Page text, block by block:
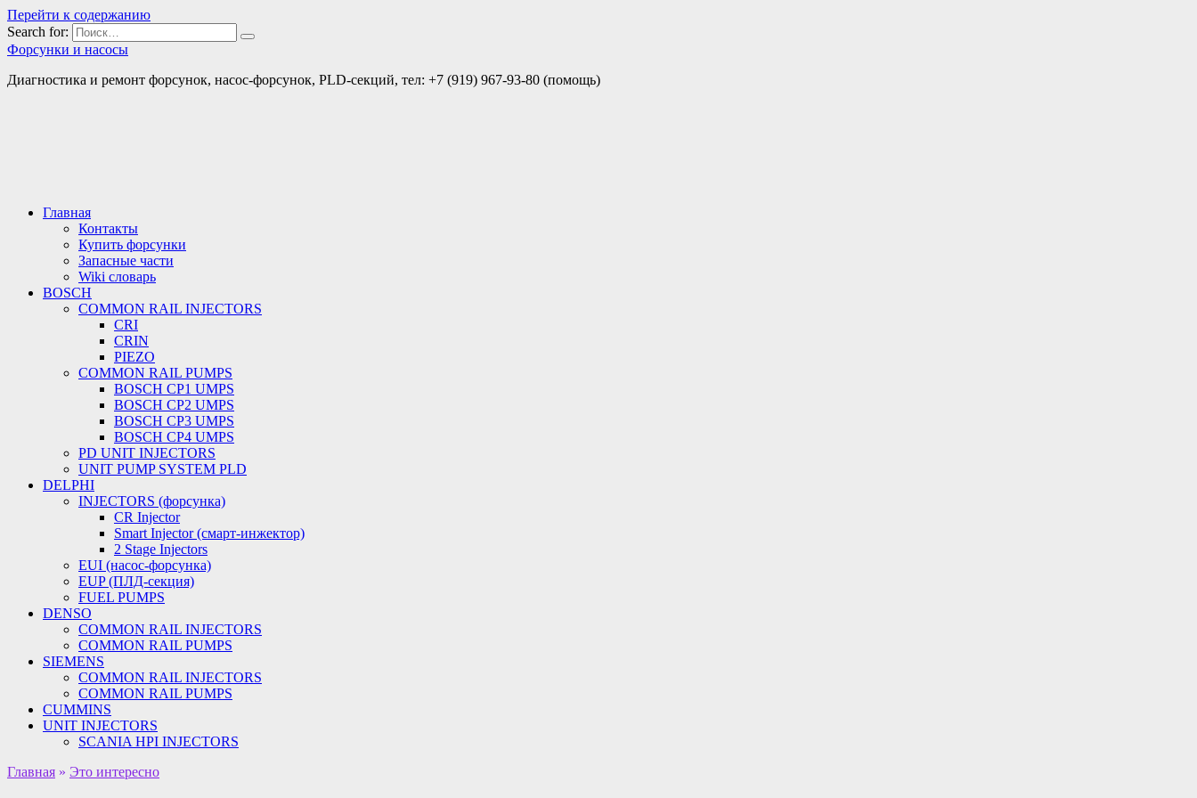
Перейти к содержанию
Search for:
Форсунки и насосы
Диагностика и ремонт форсунок, насос-форсунок, PLD-секций, тел: +7 (919) 967-93-80 (помощь)
Главная
Контакты
Купить форсунки
Запасные части
Wiki словарь
BOSCH
COMMON RAIL INJECTORS
CRI
CRIN
PIEZO
COMMON RAIL PUMPS
BOSCH CP1 UMPS
BOSCH CP2 UMPS
BOSCH CP3 UMPS
BOSCH CP4 UMPS
PD UNIT INJECTORS
UNIT PUMP SYSTEM PLD
DELPHI
INJECTORS (форсунка)
CR Injector
Smart Injector (смарт-инжектор)
2 Stage Injectors
EUI (насос-форсунка)
EUP (ПЛД-секция)
FUEL PUMPS
DENSO
COMMON RAIL INJECTORS
COMMON RAIL PUMPS
SIEMENS
COMMON RAIL INJECTORS
COMMON RAIL PUMPS
CUMMINS
UNIT INJECTORS
SCANIA HPI INJECTORS
Главная » Это интересно